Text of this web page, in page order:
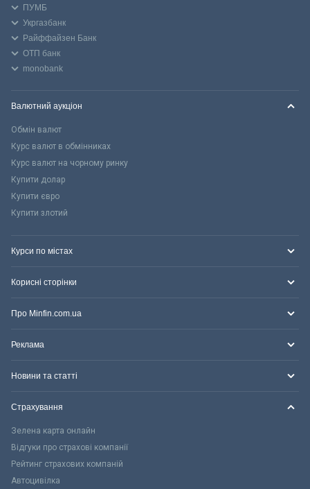
ПУМБ
Укргазбанк
Райффайзен Банк
ОТП банк
monobank
Валютний аукціон
Обмін валют
Курс валют в обмінниках
Курс валют на чорному ринку
Купити долар
Купити євро
Купити злотий
Курси по містах
Корисні сторінки
Про Minfin.com.ua
Реклама
Новини та статті
Страхування
Зелена карта онлайн
Відгуки про страхові компанії
Рейтинг страхових компаній
Автоцивілка